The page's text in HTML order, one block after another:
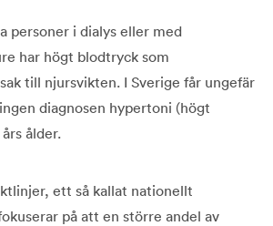
personer i dialys eller med
har högt blodtryck som
till njursvikten. I Sverige får ungefär
diagnosen hypertoni (högt
ålder.
ett så kallat nationellt
på att en större andel av